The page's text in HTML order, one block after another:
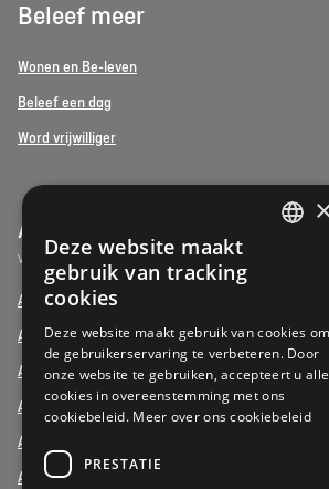
Beleef meer
Wonen en Be-leven
Beleef een dag
Word vrijwilliger
Assistentiewoningen
Vind een assistentiewoning in uw buurt
Assistentiewoning Antwerpen
Assistentiewoning Brussel
Assistentiewoning Limburg
Assistentiewoning Luik
Assistentiewoning Luxemburg
Assistentiewoning Namen
DUTCH
Deze website maakt
gebruik van tracking
cookies
Deze website maakt gebruik van cookies om
de gebruikerservaring te verbeteren. Door
onze website te gebruiken, accepteert u alle
cookies in overeenstemming met ons
cookiebeleid. Meer over ons cookiebeleid
PRESTATIE